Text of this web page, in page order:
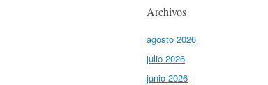
Archivos
agosto 2026
julio 2026
junio 2026